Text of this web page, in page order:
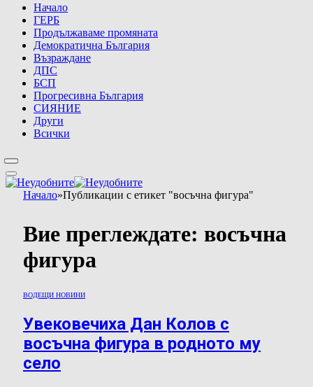
Начало
ГЕРБ
Продължаваме промяната
Демократична България
Възраждане
ДПС
БСП
Прогресивна България
СИЯНИЕ
Други
Всички
Начало»Публикации с етикет "восъчна фигура"
Вие преглеждате: восъчна
фигура
ВОДЕЩИ НОВИНИ
Увековечиха Дан Колов с
восъчна фигура в родното му
село